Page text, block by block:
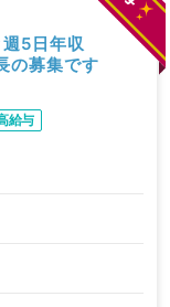
5日年収
の募集です
給与